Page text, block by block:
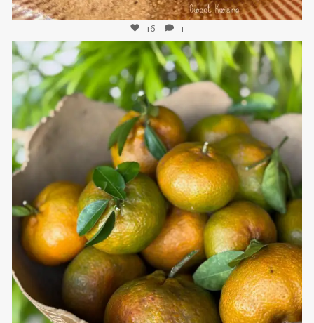
16 1
sweetkwisine
Nov 21